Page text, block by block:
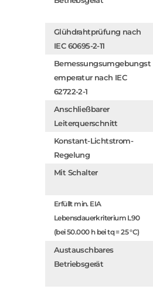
Glühdrahtprüfung nach
IEC 60695-2-11
Bemessungsumgebungst
emperatur nach IEC
62722-2-1
Anschließbarer
Leiterquerschnitt
Konstant-Lichtstrom-
Regelung
Mit Schalter
Erfüllt min. EIA
Lebensdauerkriterium L90
(bei 50.000 h bei tq = 25 °C)
Austauschbares
Betriebsgerät